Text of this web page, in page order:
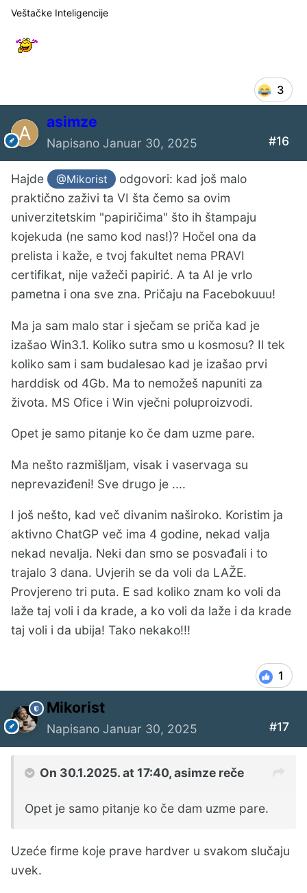
Veštačke Inteligencije
3
asimze
Napisano Januar 30, 2025 #16
Hajde @Mikorist
odgovori: kad još malo
praktično zaživi ta VI šta čemo sa ovim
univerzitetskim "papiričima" što ih štampaju
kojekuda (ne samo kod nas!)? Hočel ona da
prelista i kaže, e tvoj fakultet nema PRAVI
certifikat, nije važeči papirić. A ta AI je vrlo
pametna i ona sve zna. Pričaju na Facebokuuu!
Ma ja sam malo star i sječam se priča kad je
izašao Win3.1. Koliko sutra smo u kosmosu? Il tek
koliko sam i sam budalesao kad je izašao prvi
harddisk od 4Gb. Ma to nemožeš napuniti za
života. MS Ofice i Win vječni poluproizvodi.
Opet je samo pitanje ko če dam uzme pare.
Ma nešto razmišljam, visak i vaservaga su
neprevaziđeni! Sve drugo je ....
I još nešto, kad več divanim naširoko. Koristim ja
aktivno ChatGP več ima 4 godine, nekad valja
nekad nevalja. Neki dan smo se posvađali i to
trajalo 3 dana. Uvjerih se da voli da LAŽE.
Provjereno tri puta. E sad koliko znam ko voli da
laže taj voli i da krade, a ko voli da laže i da krade
taj voli i da ubija! Tako nekako!!!
1
Mikorist
Napisano Januar 30, 2025 #17
On 30.1.2025. at 17:40,asimze reče
Opet je samo pitanje ko če dam uzme pare.
Uzeće firme koje prave hardver u svakom slučaju
uvek.